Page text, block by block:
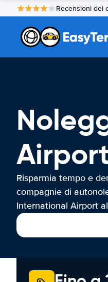
Recensioni dei
Risparmia tempo e
compagnie di
International Airport